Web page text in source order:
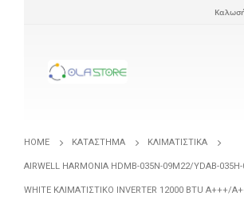
HOME ΚΑΤΆΣΤΗΜΑ ΚΛΙΜΑΤΙΣΤΙΚΆ
AIRWELL HARMONIA HDMB-035N-09M22/YDAB-
WHITE ΚΛΙΜΑΤΙΣΤΙΚΌ INVERTER 12000 BTU A+++/